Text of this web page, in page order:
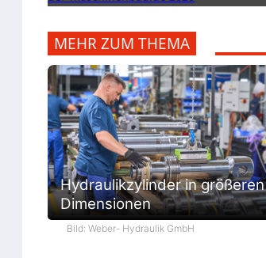
MEHR ZUM THEMA
Hydraulikzylinder in größeren
Dimensionen
Bild: Weber- Hydraulik GmbH